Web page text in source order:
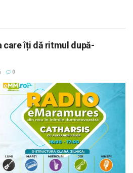
care îți dă ritmul după-
0